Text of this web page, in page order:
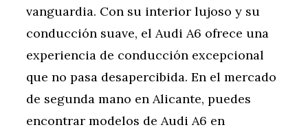
vanguardia. Con su interior lujoso y su
conducción suave, el Audi A6 ofrece una
experiencia de conducción excepcional
que no pasa desapercibida. En el mercado
de segunda mano en Alicante, puedes
encontrar modelos de Audi A6 en